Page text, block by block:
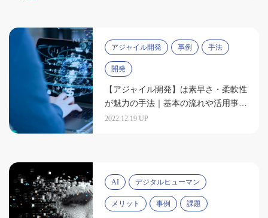
アジャイル開発 事例 手法
開発
【アジャイル開発】は素早さ・柔軟性
が魅力の手法｜基本の流れや活用事例
を解説
2022.12.19 UP
AI デジタルヒューマン
メリット 事例 課題